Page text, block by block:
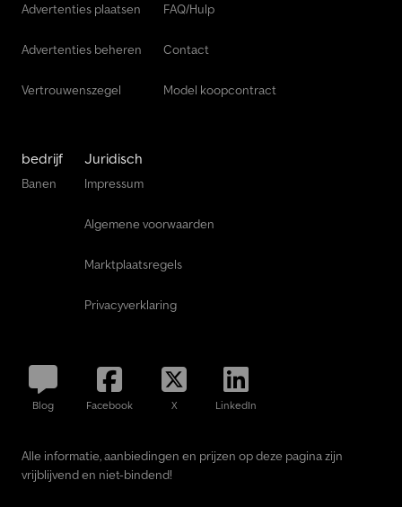
Advertenties plaatsen
Advertenties beheren
Vertrouwenszegel
FAQ/Hulp
Contact
Model koopcontract
bedrijf
Banen
Juridisch
Impressum
Algemene voorwaarden
Marktplaatsregels
Privacyverklaring
Blog Facebook X LinkedIn
Alle informatie, aanbiedingen en prijzen op deze pagina zijn
vrijblijvend en niet-bindend!